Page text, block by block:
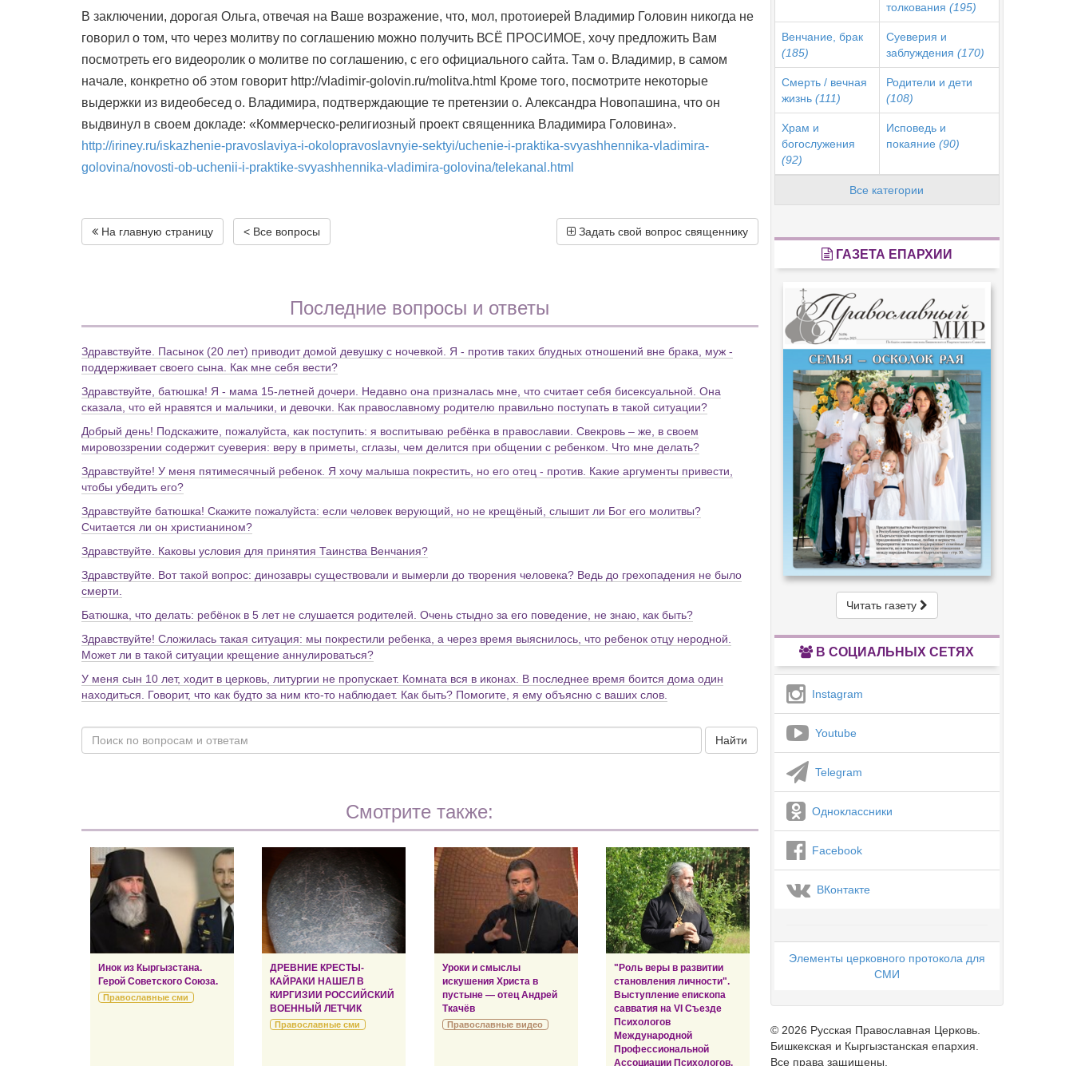
В заключении, дорогая Ольга, отвечая на Ваше возражение, что, мол, протоиерей Владимир Головин никогда не
говорил о том, что через молитву по соглашению можно получить ВСЁ ПРОСИМОЕ, хочу предложить Вам
посмотреть его видеоролик о молитве по соглашению, с его официального сайта. Там о. Владимир, в самом
начале, конкретно об этом говорит http://vladimir-golovin.ru/molitva.html Кроме того, посмотрите некоторые
выдержки из видеобесед о. Владимира, подтверждающие те претензии о. Александра Новопашина, что он
выдвинул в своем докладе: «Коммерческо-религиозный проект священника Владимира Головина».
http://iriney.ru/iskazhenie-pravoslaviya-i-okolopravoslavnyie-sektyi/uchenie-i-praktika-svyashhennika-vladimira-
golovina/novosti-ob-uchenii-i-praktike-svyashhennika-vladimira-golovina/telekanal.html
На главную страницу < Все вопросы Задать свой вопрос священнику
Последние вопросы и ответы
Здравствуйте. Пасынок (20 лет) приводит домой девушку с ночевкой. Я - против таких блудных отношений вне брака, муж -
поддерживает своего сына. Как мне себя вести?
Здравствуйте, батюшка! Я - мама 15-летней дочери. Недавно она призналась мне, что считает себя бисексуальной. Она
сказала, что ей нравятся и мальчики, и девочки. Как православному родителю правильно поступать в такой ситуации?
Добрый день! Подскажите, пожалуйста, как поступить: я воспитываю ребёнка в православии. Свекровь – же, в своем
мировоззрении содержит суеверия: веру в приметы, сглазы, чем делится при общении с ребенком. Что мне делать?
Здравствуйте! У меня пятимесячный ребенок. Я хочу малыша покрестить, но его отец - против. Какие аргументы привести,
чтобы убедить его?
Здравствуйте батюшка! Скажите пожалуйста: если человек верующий, но не крещёный, слышит ли Бог его молитвы?
Считается ли он христианином?
Здравствуйте. Каковы условия для принятия Таинства Венчания?
Здравствуйте. Вот такой вопрос: динозавры существовали и вымерли до творения человека? Ведь до грехопадения не было
смерти.
Батюшка, что делать: ребёнок в 5 лет не слушается родителей. Очень стыдно за его поведение, не знаю, как быть?
Здравствуйте! Сложилась такая ситуация: мы покрестили ребенка, а через время выяснилось, что ребенок отцу неродной.
Может ли в такой ситуации крещение аннулироваться?
У меня сын 10 лет, ходит в церковь, литургии не пропускает. Комната вся в иконах. В последнее время боится дома один
находиться. Говорит, что как будто за ним кто-то наблюдает. Как быть? Помогите, я ему объясню с ваших слов.
Найти
Смотрите также:
Инок из Кыргызстана.
Герой Советского Союза.
Православные сми
ДРЕВНИЕ КРЕСТЫ-
КАЙРАКИ НАШЕЛ В
КИРГИЗИИ РОССИЙСКИЙ
ВОЕННЫЙ ЛЕТЧИК
Православные сми
Уроки и смыслы
искушения Христа в
пустыне — отец Андрей
Ткачёв
Православные видео
"Роль веры в развитии
становления личности".
Выступление епископа
савватия на VI Съезде
Психологов
Международной
Профессиональной
Ассоциации Психологов.
толкования (195)
Венчание, брак
(185)
Суеверия и
заблуждения (170)
Смерть / вечная
жизнь (111)
Родители и дети
(108)
Храм и
богослужения
(92)
Исповедь и
покаяние (90)
Все категории
ГАЗЕТА ЕПАРХИИ
Читать газету
В СОЦИАЛЬНЫХ СЕТЯХ
Instagram
Youtube
Telegram
Одноклассники
Facebook
ВКонтакте
Элементы церковного протокола для
СМИ
© 2026 Русская Православная Церковь.
Бишкекская и Кыргызстанская епархия.
Все права защищены.